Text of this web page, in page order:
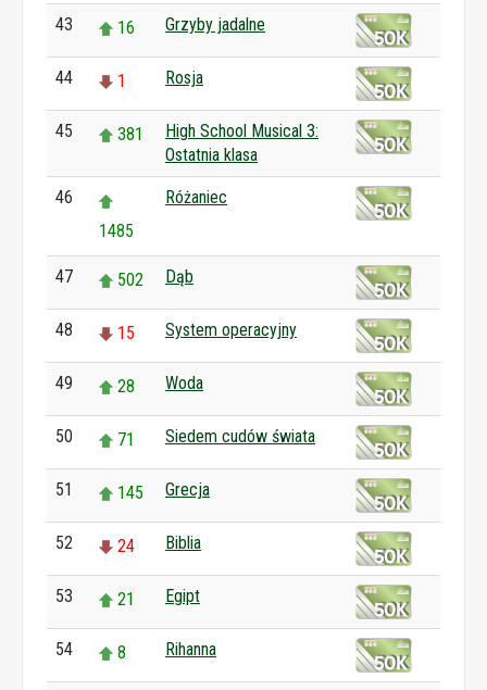
43 16 Grzyby jadalne
44 1 Rosja
45 381
High School Musical 3:
Ostatnia klasa
46
1485
Różaniec
47 502 Dąb
48 15 System operacyjny
49 28 Woda
50 71 Siedem cudów świata
51 145 Grecja
52 24 Biblia
53 21 Egipt
54 8 Rihanna